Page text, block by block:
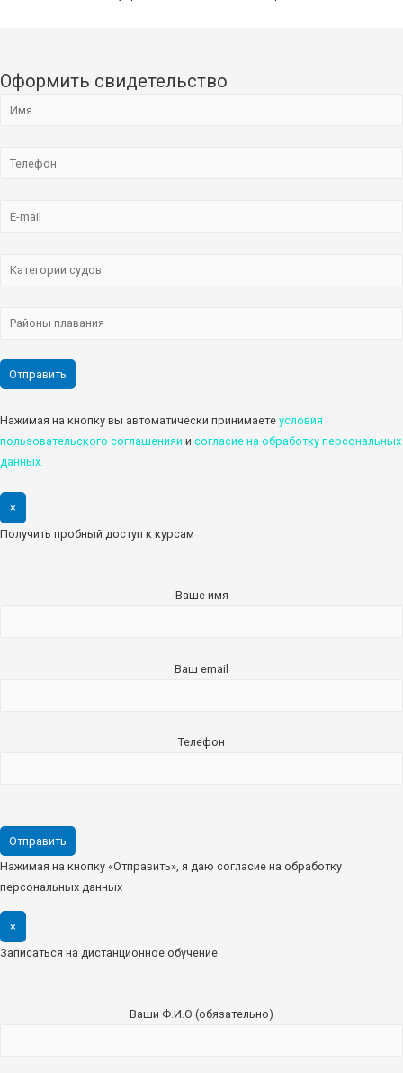
Оформить свидетельство
Нажимая на кнопку вы автоматически принимаете условия
пользовательского соглашенияи и cогласие на обработку персональных
данных.
×
Получить пробный доступ к курсам
Ваше имя
Ваш email
Телефон
Нажимая на кнопку «Отправить», я даю согласие на обработку
персональных данных
×
Записаться на дистанционное обучение
Ваши Ф.И.О (обязательно)